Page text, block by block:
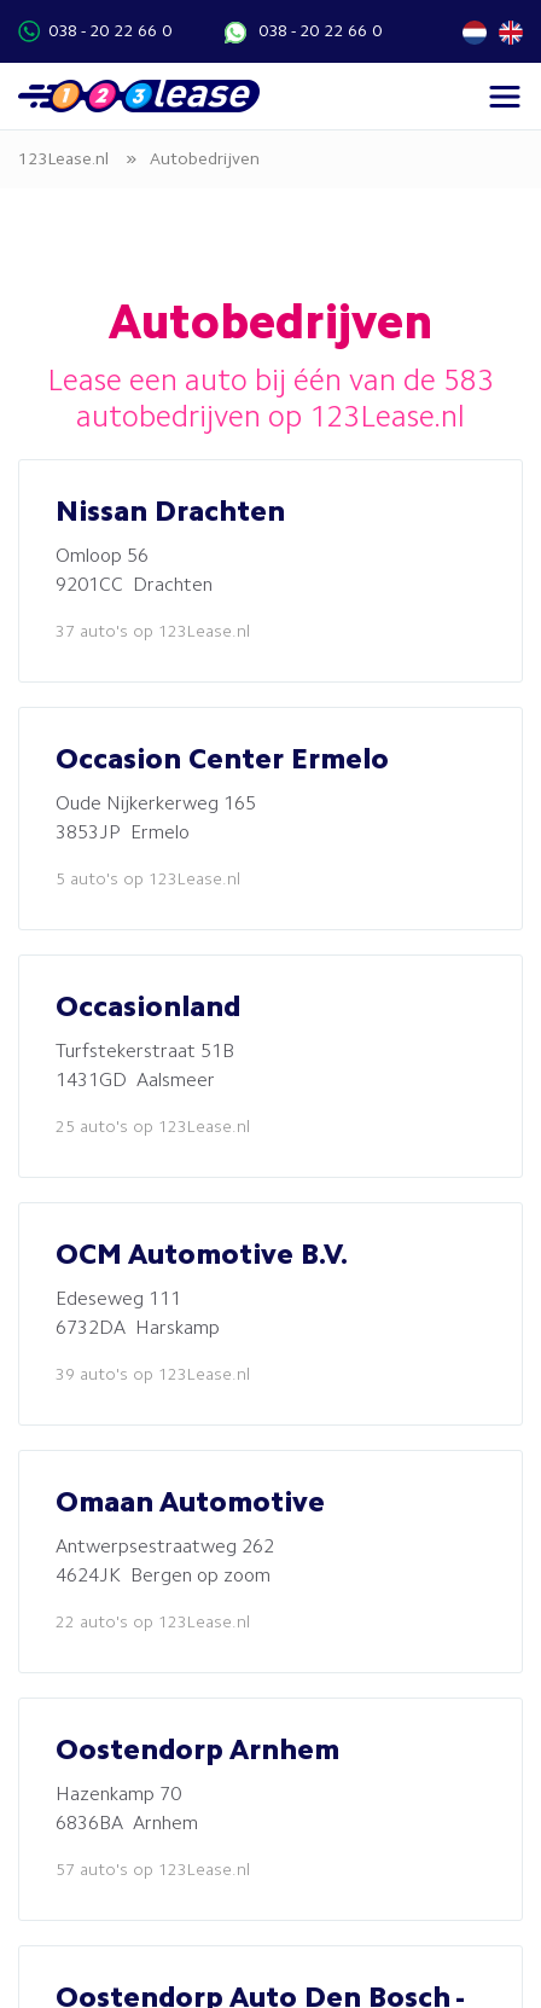
038 - 20 22 66 0 038 - 20 22 66 0
123Lease.nl » Autobedrijven
Autobedrijven
Lease een auto bij één van de 583
autobedrijven op 123Lease.nl
Nissan Drachten
Omloop 56
9201CC Drachten
37 auto's op 123Lease.nl
Occasion Center Ermelo
Oude Nijkerkerweg 165
3853JP Ermelo
5 auto's op 123Lease.nl
Occasionland
Turfstekerstraat 51B
1431GD Aalsmeer
25 auto's op 123Lease.nl
OCM Automotive B.V.
Edeseweg 111
6732DA Harskamp
39 auto's op 123Lease.nl
Omaan Automotive
Antwerpsestraatweg 262
4624JK Bergen op zoom
22 auto's op 123Lease.nl
Oostendorp Arnhem
Hazenkamp 70
6836BA Arnhem
57 auto's op 123Lease.nl
Oostendorp Auto Den Bosch -